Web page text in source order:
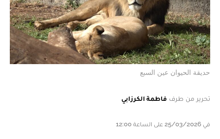
حديقة الحيوان عين السبع
تحرير من طرف فاطمة الكرزابي
في 25/03/2026 على الساعة 12:00